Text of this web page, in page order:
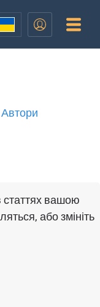
Автори